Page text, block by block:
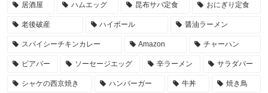
居酒屋 ハムエッグ 昆布サバ定食 おにぎり定食
老後破産 ハイボール 醤油ラーメン
スパイシーチキンカレー Amazon チャーハン
ビアバー ソーセージエッグ 辛ラーメン サラダバー
シャケの西京焼き ハンバーガー 牛丼 焼き鳥